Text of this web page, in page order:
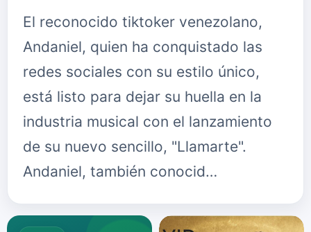
El reconocido tiktoker venezolano,
Andaniel, quien ha conquistado las
redes sociales con su estilo único,
está listo para dejar su huella en la
industria musical con el lanzamiento
de su nuevo sencillo, "Llamarte".
Andaniel, también conocid…